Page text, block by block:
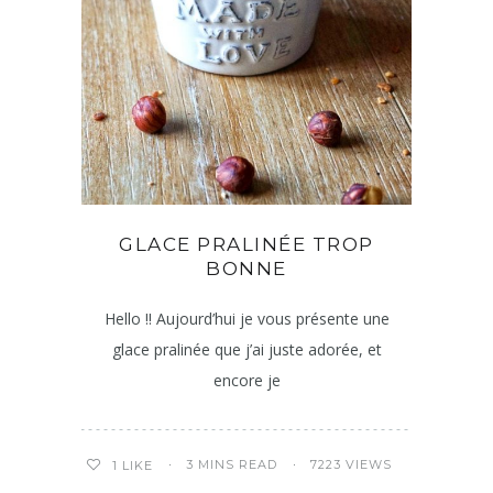
GLACE PRALINÉE TROP
BONNE
Hello !! Aujourd’hui je vous présente une
glace pralinée que j’ai juste adorée, et
encore je
1 LIKE 3 MINS READ 7223 VIEWS